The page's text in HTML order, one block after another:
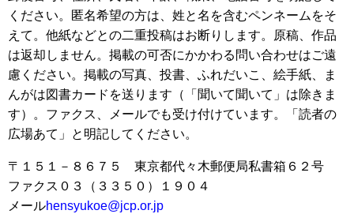
ください。匿名希望の方は、姓と名を含むペンネームをそ
えて。他紙などとの二重投稿はお断りします。原稿、作品
は返却しません。掲載の可否にかかわる問い合わせはご遠
慮ください。掲載の写真、投書、ふれだいこ、絵手紙、ま
んがは図書カードを送ります（「聞いて聞いて」は除きま
す）。ファクス、メールでも受け付けています。「読者の
広場あて」と明記してください。
〒１５１－８６７５ 東京都代々木郵便局私書箱６２号
ファクス０３（３３５０）１９０４
メールhensyukoe@jcp.or.jp